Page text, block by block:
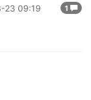
1
23 09:19